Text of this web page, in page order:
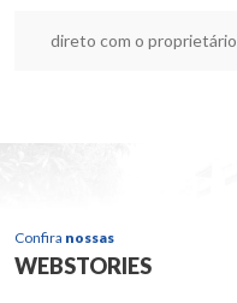
direto com o proprietário
Confira nossas
WEBSTORIES